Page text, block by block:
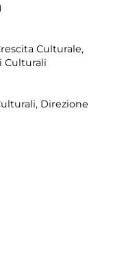
Culturale,
Culturali
Direzione